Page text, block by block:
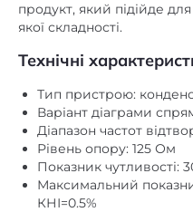
продукт, який підійде
якої складності.
Технічні
Тип пристрою:
Варіант діаграми
Діапазон частот
Рівень опору: 125 Ом
Показник чутливості:
Максимальний
КНІ=0.5%